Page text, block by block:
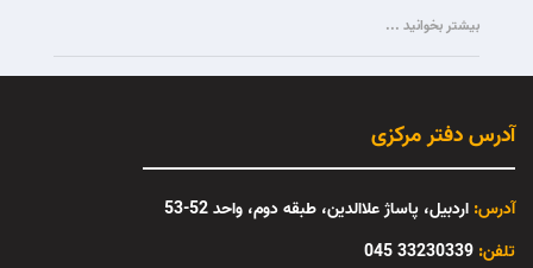
بیشتر بخوانید ...
آدرس دفتر مرکزی
آدرس: اردبیل، پاساژ علاالدین، طبقه دوم، واحد 52-53
تلفن: 33230339 045